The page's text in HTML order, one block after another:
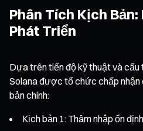
Phân Tích Kịch
Phát Triển
Dựa trên tiến độ kỹ thuật và
Solana được tổ chức chấp nhận
bản chính:
Kịch bản 1: Thâm nhập ổn